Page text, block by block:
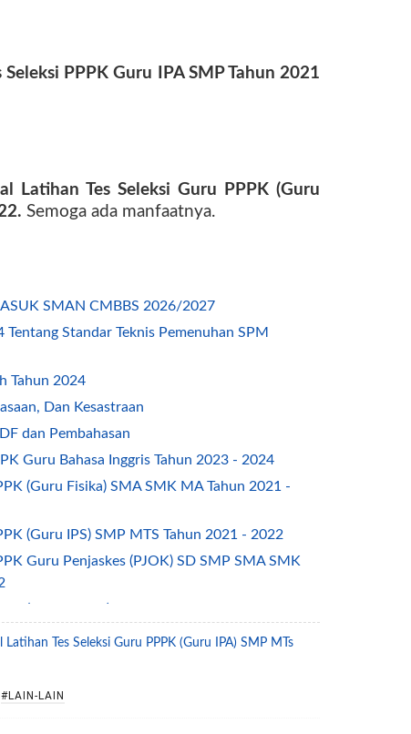
Seleksi PPPK Guru IPA SMP Tahun 2021
Latihan Tes Seleksi Guru PPPK (Guru
. Semoga ada manfaatnya.
SMAN CMBBS 2026/2027
Standar Teknis Pemenuhan SPM
Tahun 2024
Dan Kesastraan
dan Pembahasan
Guru Bahasa Inggris Tahun 2023 - 2024
(Guru Fisika) SMA SMK MA Tahun 2021 -
(Guru IPS) SMP MTS Tahun 2021 - 2022
Guru Penjaskes (PJOK) SD SMP SMA SMK
(Guru SD MI) materi Matematika tahun 2021 -
Latihan Tes Seleksi Guru PPPK (Guru IPA) SMP MTs
#LAIN-LAIN